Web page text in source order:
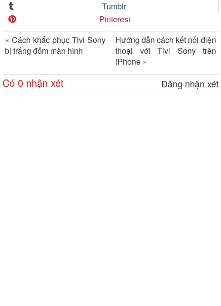
Tumblr
Pinterest
« Cách khắc phục Tivi Sony
bị trắng đốm màn hình
Hướng dẫn cách kết nối điện
thoại với Tivi Sony trên
iPhone »
Có 0 nhận xét Đăng nhận xét